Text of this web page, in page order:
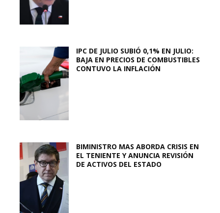
IPC DE JULIO SUBIÓ 0,1% EN JULIO:
BAJA EN PRECIOS DE COMBUSTIBLES
CONTUVO LA INFLACIÓN
BIMINISTRO MAS ABORDA CRISIS EN
EL TENIENTE Y ANUNCIA REVISIÓN
DE ACTIVOS DEL ESTADO